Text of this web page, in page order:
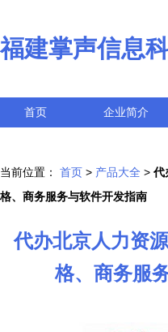
福建掌声信息
首页 企业简介
当前位置： 首页 > 产品大全 > 代
格、商务服务与软件开发指南
代办北京人力资
格、商务服